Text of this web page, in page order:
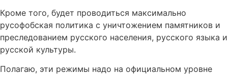
Кроме того, будет проводиться максимально
русофобская политика с уничтожением памятников и
преследованием русского населения, русского языка и
русской культуры.
Полагаю, эти режимы надо на официальном уровне